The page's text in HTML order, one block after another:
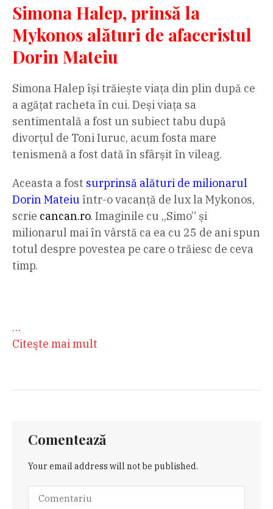
Simona Halep, prinsă la
Mykonos alături de afaceristul
Dorin Mateiu
Simona Halep își trăiește viața din plin după ce
a agățat racheta în cui. Deși viața sa
sentimentală a fost un subiect tabu după
divorțul de Toni Iuruc, acum fosta mare
tenismenă a fost dată în sfârșit în vileag.
Aceasta a fost surprinsă alături de milionarul
Dorin Mateiu într-o vacanță de lux la Mykonos,
scrie cancan.ro. Imaginile cu „Simo” și
milionarul mai în vârstă ca ea cu 25 de ani spun
totul despre povestea pe care o trăiesc de ceva
timp.
…
Citeşte mai mult
Comentează
Your email address will not be published.